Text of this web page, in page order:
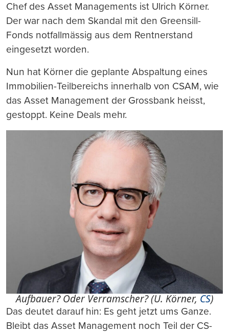
Chef des Asset Managements ist Ulrich Körner.
Der war nach dem Skandal mit den Greensill-
Fonds notfallmässig aus dem Rentnerstand
eingesetzt worden.
Nun hat Körner die geplante Abspaltung eines
Immobilien-Teilbereichs innerhalb von CSAM, wie
das Asset Management der Grossbank heisst,
gestoppt. Keine Deals mehr.
Aufbauer? Oder Verramscher? (U. Körner,CS)
Das deutet darauf hin: Es geht jetzt ums Ganze.
Bleibt das Asset Management noch Teil der CS-